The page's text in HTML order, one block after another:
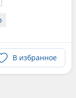
В избранное